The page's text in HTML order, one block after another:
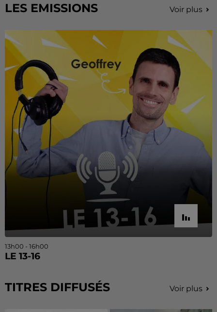
LES EMISSIONS Voir plus
13h00 - 16h00
LE 13-16
TITRES DIFFUSÉS Voir plus